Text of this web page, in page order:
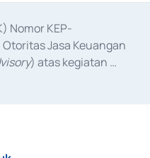
Nomor KEP-
Jasa Keuangan
) atas kegiatan